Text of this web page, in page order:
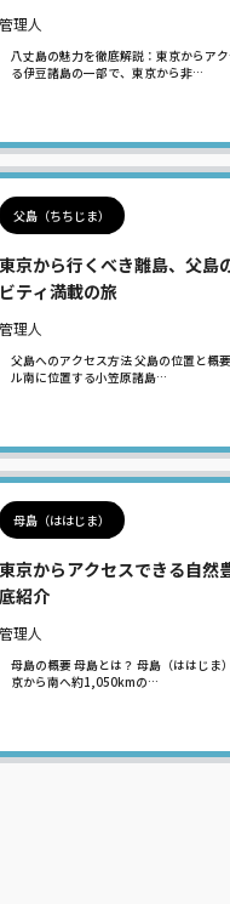
管理人
八丈島の魅力を徹底解説：東京からア
る伊豆諸島の一部で、東京から非…
父島（ちちじま）
東京から行くべき離島、父島
ビティ満載の旅
管理人
父島へのアクセス方法 父島の位置と概
ル南に位置する小笠原諸島…
母島（ははじま）
東京からアクセスできる自然
底紹介
管理人
母島の概要 母島とは？ 母島（ははじま
京から南へ約1,050kmの…